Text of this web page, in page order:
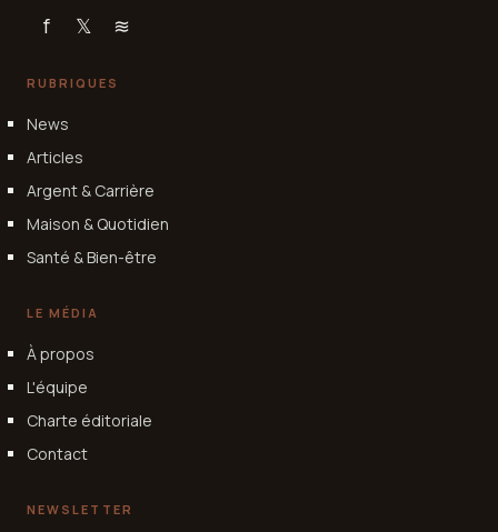
f 𝕏 ≋
RUBRIQUES
News
Articles
Argent & Carrière
Maison & Quotidien
Santé & Bien-être
LE MÉDIA
À propos
L'équipe
Charte éditoriale
Contact
NEWSLETTER